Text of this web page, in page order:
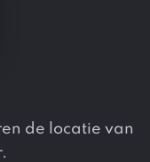
de locatie van